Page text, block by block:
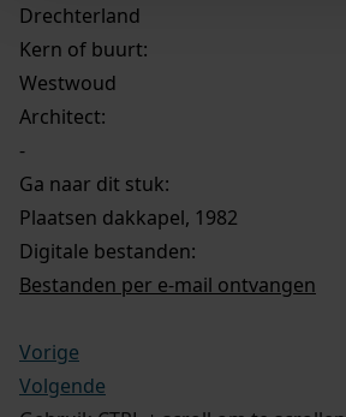
Drechterland
Kern of buurt:
Westwoud
Architect:
-
Ga naar dit stuk:
Plaatsen dakkapel, 1982
Digitale bestanden:
Bestanden per e-mail ontvangen
Vorige
Volgende